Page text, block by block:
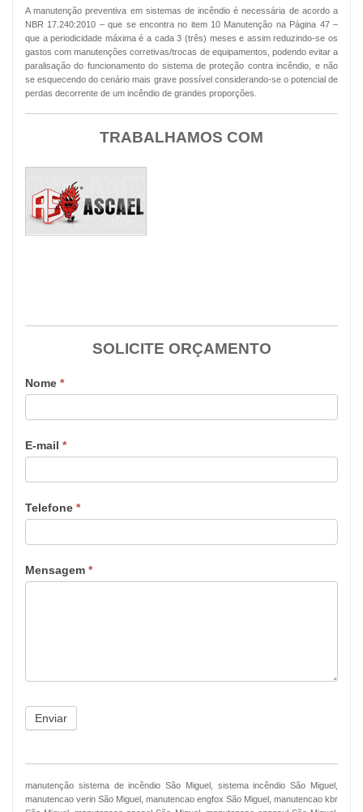
A manutenção preventiva em sistemas de incêndio é necessária de acordo a
NBR 17.240:2010 – que se encontra no item 10 Manutenção na Página 47 –
que a periodicidade máxima é a cada 3 (três) meses e assim reduzindo-se os
gastos com manutenções corretivas/trocas de equipamentos, podendo evitar a
paralisação do funcionamento do sistema de proteção contra incêndio, e não
se esquecendo do cenário mais grave possível considerando-se o potencial de
perdas decorrente de um incêndio de grandes proporções.
TRABALHAMOS COM
SOLICITE ORÇAMENTO
Nome *
E-mail *
Telefone *
Mensagem *
Enviar
manutenção sistema de incêndio São Miguel, sistema incêndio São Miguel,
manutencao verin São Miguel, manutencao engfox São Miguel, manutencao kbr